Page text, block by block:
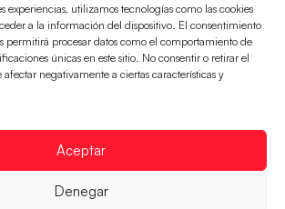
experiencias, utilizamos tecnologías como las cookies
a la información del dispositivo. El consentimiento
permitirá procesar datos como el comportamiento de
únicas en este sitio. No consentir o retirar el
negativamente a ciertas características y
Aceptar
Denegar
EHF EURO 2026
Javier Márquez se han llevado el
29-27 ante Francia y mañana